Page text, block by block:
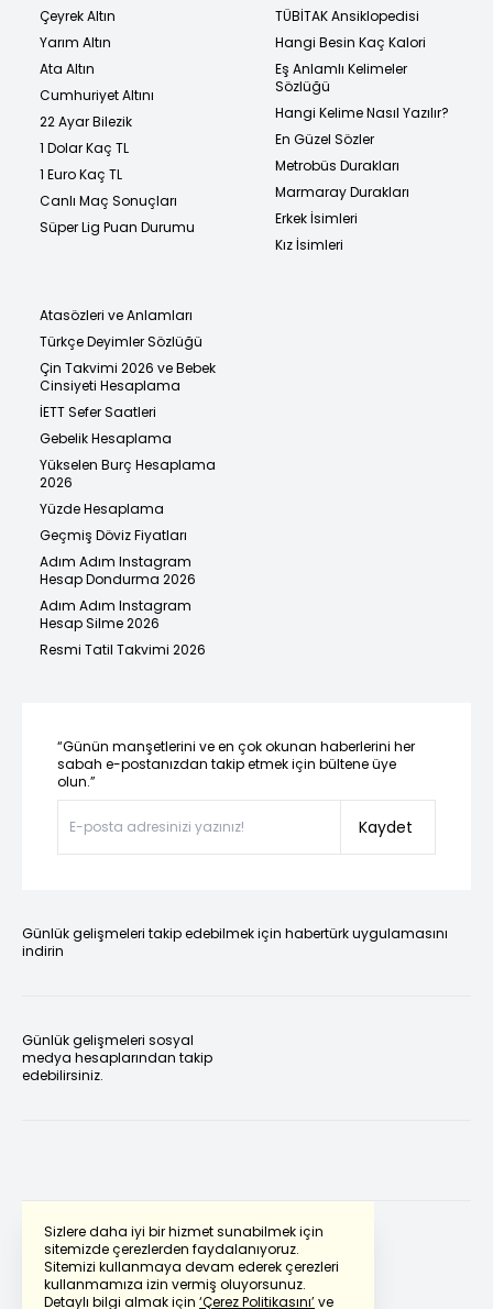
Sizlere daha iyi bir hizmet sunabilmek için
sitemizde çerezlerden faydalanıyoruz.
Sitemizi kullanmaya devam ederek çerezleri
kullanmamıza izin vermiş oluyorsunuz.
Detaylı bilgi almak için ‘Çerez Politikasını’ve
Çeyrek Altın
Yarım Altın
Ata Altın
Cumhuriyet Altını
22 Ayar Bilezik
1 Dolar Kaç TL
1 Euro Kaç TL
Canlı Maç Sonuçları
Süper Lig Puan Durumu
TÜBİTAK Ansiklopedisi
Hangi Besin Kaç Kalori
Eş Anlamlı Kelimeler
Sözlüğü
Hangi Kelime Nasıl Yazılır?
En Güzel Sözler
Metrobüs Durakları
Marmaray Durakları
Erkek İsimleri
Kız İsimleri
Atasözleri ve Anlamları
Türkçe Deyimler Sözlüğü
Çin Takvimi 2026 ve Bebek
Cinsiyeti Hesaplama
İETT Sefer Saatleri
Gebelik Hesaplama
Yükselen Burç Hesaplama
2026
Yüzde Hesaplama
Geçmiş Döviz Fiyatları
Adım Adım Instagram
Hesap Dondurma 2026
Adım Adım Instagram
Hesap Silme 2026
Resmi Tatil Takvimi 2026
“Günün manşetlerini ve en çok okunan haberlerini her
sabah e-postanızdan takip etmek için bültene üye
olun.”
Kaydet
Günlük gelişmeleri takip edebilmek için habertürk uygulamasını
indirin
Günlük gelişmeleri sosyal
medya hesaplarından takip
edebilirsiniz.
Powered by Translate